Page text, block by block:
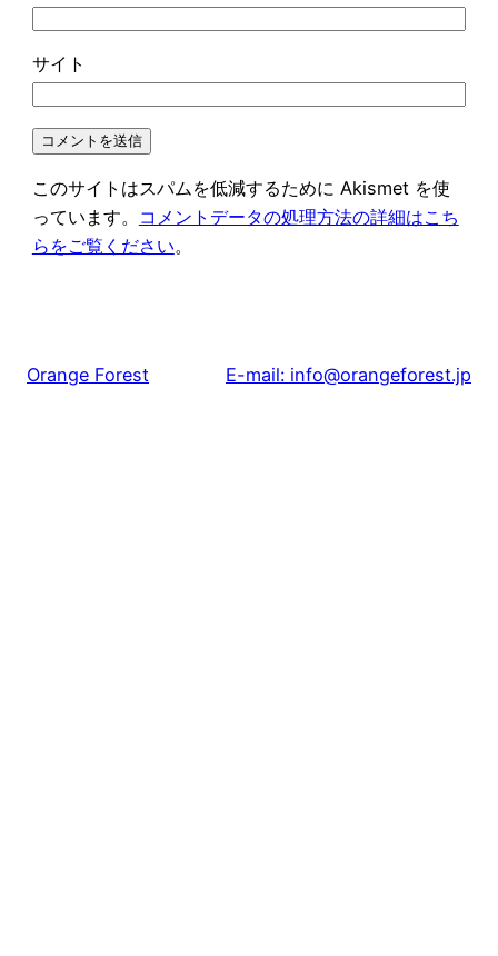
サイト
このサイトはスパムを低減するために Akismet を使
っています。
コメントデータの処理方法の詳細はこち
らをご覧ください。
Orange Forest E-mail: info@orangeforest.jp